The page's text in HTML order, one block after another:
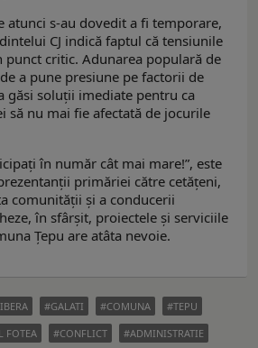
atunci s-au dovedit a fi temporare,
CJ indică faptul că tensiunile
punct critic. Adunarea populară de
a pune presiune pe factorii de
găsi soluții imediate pentru ca
să nu mai fie afectată de jocurile
în număr cât mai mare!”, este
primăriei către cetățeni,
comunității și a conducerii
în sfârșit, proiectele și serviciile
Țepu are atâta nevoie.
GALATI COMUNA
TEPU
FOTEA CONFLICT
ADMINISTRATIE